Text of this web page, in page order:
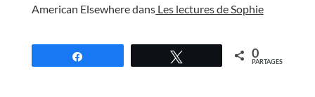
American Elsewhere dansLes lectures de Sophie
0
PARTAGES